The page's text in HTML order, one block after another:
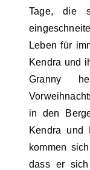
Tage, die
Leben für
Kendra und
Granny
in den
Kendra und
kommen
dass er